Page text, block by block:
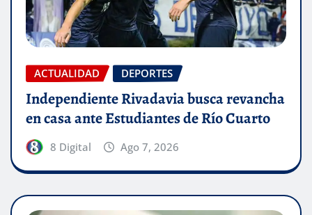
ACTUALIDAD DEPORTES
Independiente Rivadavia busca revancha
en casa ante Estudiantes de Río Cuarto
8 Digital Ago 7, 2026